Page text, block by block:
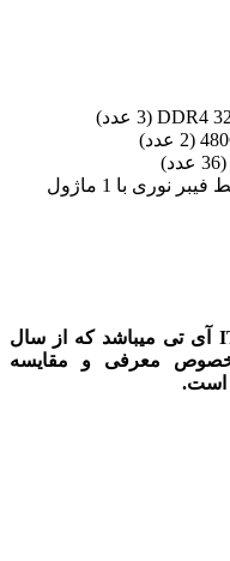
بانه ممتاز سایتی تخصصی در زمینه IT آی تی میباشد که از سال
در خصوص معرفی و مقایسه
است.